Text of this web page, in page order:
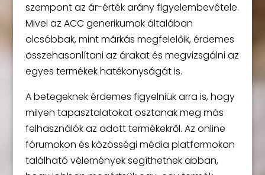
szempont az ár-érték arány figyelembevétele.
Mivel az ACC generikumok általában
olcsóbbak, mint márkás megfelelőik, érdemes
összehasonlítani az árakat és megvizsgálni az
egyes termékek hatékonyságát is.
A betegeknek érdemes figyelniük arra is, hogy
milyen tapasztalatokat osztanak meg más
felhasználók az adott termékekről. Az online
fórumokon és közösségi média platformokon
található vélemények segíthetnek abban,